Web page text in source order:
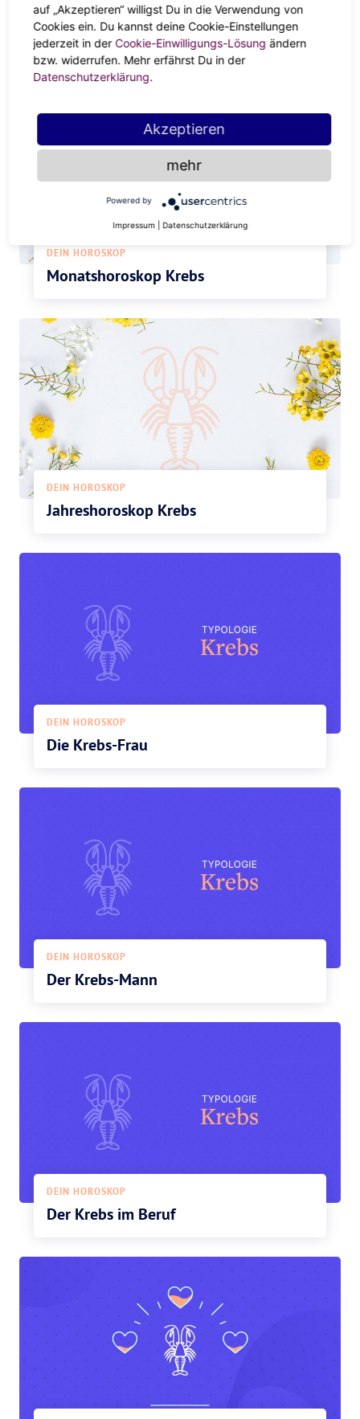
DEIN HOROSKOP
Wochenhoroskop Krebs
DEIN HOROSKOP
Monatshoroskop Krebs
DEIN HOROSKOP
Jahreshoroskop Krebs
DEIN HOROSKOP
Die Krebs-Frau
DEIN HOROSKOP
Der Krebs-Mann
DEIN HOROSKOP
Der Krebs im Beruf
auf „Akzeptieren“ willigst Du in die Verwendung von
Cookies ein. Du kannst deine Cookie-Einstellungen
jederzeit in der Cookie-Einwilligungs-Lösung ändern
bzw. widerrufen. Mehr erfährst Du in der
Datenschutzerklärung.
Akzeptieren
mehr
Powered by
Impressum Datenschutzerklärung